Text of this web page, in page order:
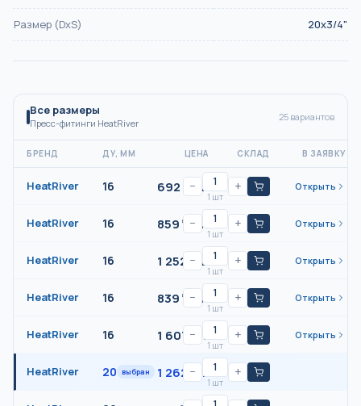
Размер (DxS) 20x3/4"
Все размеры
Пресс-фитинги HeatRiver
25 вариантов
БРЕНД ДУ, ММ ЦЕНА СКЛАД В ЗАЯВКУ
HeatRiver 16 692 ₸/ шт
−
1 шт
+ Открыть
HeatRiver 16 859₸/шт
−
1 шт
+ Открыть
HeatRiver 16 1 252 ₸/ шт
−
1 шт
+ Открыть
HeatRiver 16 839₸/шт
−
1 шт
+ Открыть
HeatRiver 16 1 607 ₸/ шт
−
1 шт
+ Открыть
HeatRiver 20 выбран 1 262 ₸/ шт
−
1 шт
+